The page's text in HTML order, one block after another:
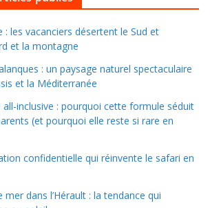
: les vacanciers désertent le Sud et
et la montagne
: un paysage naturel spectaculaire
et la Méditerranée
all-inclusive : pourquoi cette formule séduit
(et pourquoi elle reste si rare en
confidentielle qui réinvente le safari en
dans l’Hérault : la tendance qui